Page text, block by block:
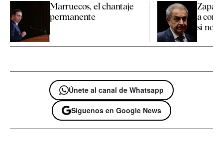
Marruecos, el chantaje
permanente
a
si nos
Únete al canal de Whatsapp
Síguenos en Google News